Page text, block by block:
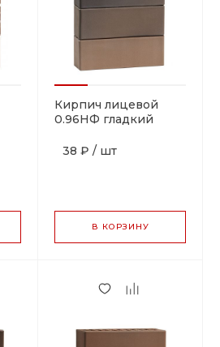
Кирпич лицевой
0.96НФ гладкий
38 ₽ / шт
В КОРЗИНУ